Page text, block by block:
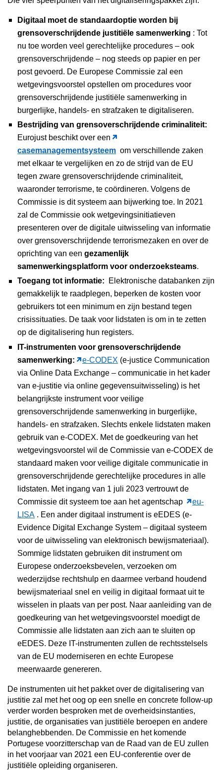
Digitaal moet de standaardoptie worden bij
grensoverschrijdende justitiële samenwerking : Tot
nu toe worden veel gerechtelijke procedures – ook
grensoverschrijdende – nog steeds op papier en per
post gevoerd. De Europese Commissie zal een
wetgevingsvoorstel opstellen om procedures voor
grensoverschrijdende justitiële samenwerking in
burgerlijke, handels- en strafzaken te digitaliseren.
Bestrijding van grensoverschrijdende criminaliteit:
Eurojust beschikt over een
casemanagementsysteem om verschillende zaken
met elkaar te vergelijken en zo de strijd van de EU
tegen zware grensoverschrijdende criminaliteit,
waaronder terrorisme, te coördineren. Volgens de
Commissie is dit systeem aan bijwerking toe. In 2021
zal de Commissie ook wetgevingsinitiatieven
presenteren over de digitale uitwisseling van informatie
over grensoverschrijdende terrorismezaken en over de
oprichting van een gezamenlijk
samenwerkingsplatform voor onderzoeksteams.
Toegang tot informatie:
Elektronische databanken zijn
gemakkelijk te raadplegen, beperken de kosten voor
gebruikers tot een minimum en zijn bestand tegen
crisissituaties. De taak voor lidstaten is om in te zetten
op de digitalisering hun registers.
IT-instrumenten voor grensoverschrijdende
samenwerking:
e-CODEX (e-justice Communication
via Online Data Exchange – communicatie in het kader
van e-justitie via online gegevensuitwisseling) is het
belangrijkste instrument voor veilige
grensoverschrijdende samenwerking in burgerlijke,
handels- en strafzaken. Slechts enkele lidstaten maken
gebruik van e-CODEX. Met de goedkeuring van het
wetgevingsvoorstel wil de Commissie van e-CODEX de
standaard maken voor veilige digitale communicatie in
grensoverschrijdende gerechtelijke procedures in alle
lidstaten. Met ingang van 1 juli 2023 vertrouwt de
Commissie dit systeem toe aan het agentschap
eu-
LISA . Een ander digitaal instrument is eEDES (e-
Evidence Digital Exchange System – digitaal systeem
voor de uitwisseling van elektronisch bewijsmateriaal).
Sommige lidstaten gebruiken dit instrument om
Europese onderzoeksbevelen, verzoeken om
wederzijdse rechtshulp en daarmee verband houdend
bewijsmateriaal snel en veilig in digitaal formaat uit te
wisselen in plaats van per post. Naar aanleiding van de
goedkeuring van het wetgevingsvoorstel moedigt de
Commissie alle lidstaten aan zich aan te sluiten op
eEDES. Deze IT-instrumenten zullen de rechtsstelsels
van de EU moderniseren en echte Europese
meerwaarde genereren.
De instrumenten uit het pakket over de digitalisering van
justitie zal met het oog op een snelle en concrete follow-up
verder worden besproken met de overheidsinstanties,
justitie, de organisaties van justitiële beroepen en andere
belanghebbenden. De Commissie en het komende
Portugese voorzitterschap van de Raad van de EU zullen
in het voorjaar van 2021 een EU-conferentie over de
justitiële opleiding organiseren.